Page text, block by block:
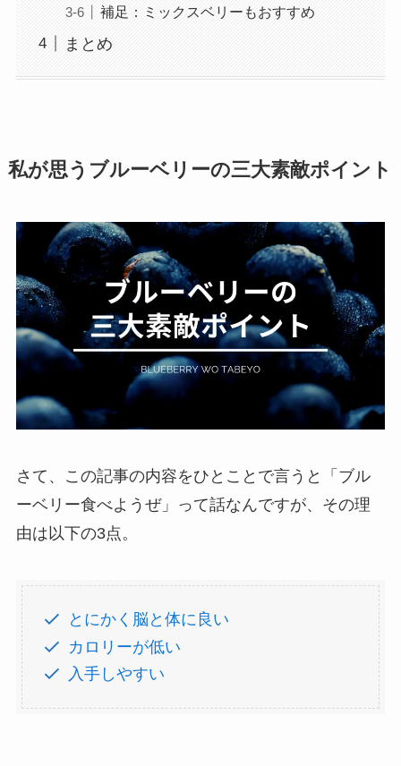
補足：ミックスベリーもおすすめ
まとめ
私が思うブルーベリーの三大素敵ポイント
さて、この記事の内容をひとことで言うと「ブル
ーベリー食べようぜ」って話なんですが、その理
由は以下の3点。
とにかく脳と体に良い
カロリーが低い
入手しやすい